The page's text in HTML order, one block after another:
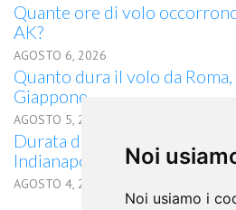
Noi
Noi usiamo i
Quante ore di volo
AK?
AGOSTO 6, 2026
Quanto dura il volo da
Giappone
AGOSTO 5, 2026
Durata del volo quanto dura
Indianapolis, IN
AGOSTO 4, 2026